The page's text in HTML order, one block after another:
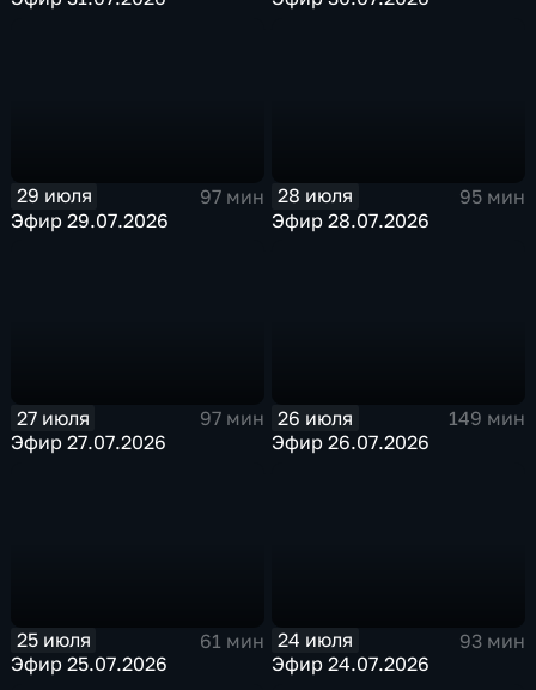
29 июля
97 мин
Эфир 29.07.2026
28 июля
95 мин
Эфир 28.07.2026
27 июля
97 мин
Эфир 27.07.2026
26 июля
149 мин
Эфир 26.07.2026
25 июля
61 мин
Эфир 25.07.2026
24 июля
93 мин
Эфир 24.07.2026